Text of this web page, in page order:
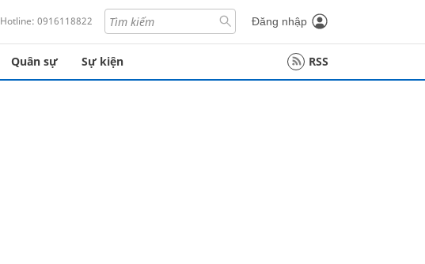
Hotline: 0916118822 Đăng nhập
Quân sự Sự kiện RSS